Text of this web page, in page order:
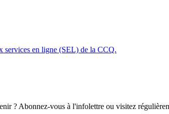
services en ligne (SEL) de la CCQ.
? Abonnez-vous à l'infolettre ou visitez